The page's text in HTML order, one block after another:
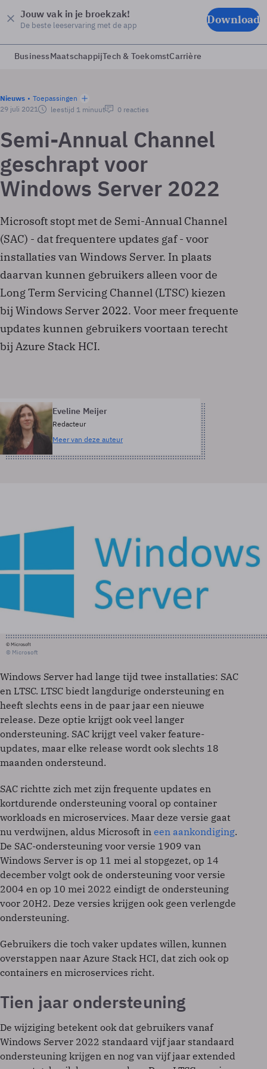
Jouw vak in je broekzak!
De beste leeservaring met de app Download
BusinessMaatschappijTech & ToekomstCarrière
Nieuws
Toepassingen
29 juli 2021
leestijd 1 minuut 0 reacties
Semi-Annual Channel
geschrapt voor
Windows Server 2022
Microsoft stopt met de Semi-Annual Channel
(SAC) - dat frequentere updates gaf - voor
installaties van Windows Server. In plaats
daarvan kunnen gebruikers alleen voor de
Long Term Servicing Channel (LTSC) kiezen
bij Windows Server 2022. Voor meer frequente
updates kunnen gebruikers voortaan terecht
bij Azure Stack HCI.
Eveline Meijer
Redacteur
Meer van deze auteur
© Microsoft
© Microsoft
Windows Server had lange tijd twee installaties: SAC
en LTSC. LTSC biedt langdurige ondersteuning en
heeft slechts eens in de paar jaar een nieuwe
release. Deze optie krijgt ook veel langer
ondersteuning. SAC krijgt veel vaker feature-
updates, maar elke release wordt ook slechts 18
maanden ondersteund.
SAC richtte zich met zijn frequente updates en
kortdurende ondersteuning vooral op container
workloads en microservices. Maar deze versie gaat
nu verdwijnen, aldus Microsoft in een aankondiging.
De SAC-ondersteuning voor versie 1909 van
Windows Server is op 11 mei al stopgezet, op 14
december volgt ook de ondersteuning voor versie
2004 en op 10 mei 2022 eindigt de ondersteuning
voor 20H2. Deze versies krijgen ook geen verlengde
ondersteuning.
Gebruikers die toch vaker updates willen, kunnen
overstappen naar Azure Stack HCI, dat zich ook op
containers en microservices richt.
Tien jaar ondersteuning
De wijziging betekent ook dat gebruikers vanaf
Windows Server 2022 standaard vijf jaar standaard
ondersteuning krijgen en nog van vijf jaar extended